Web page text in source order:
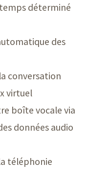
déterminé
des
conversation
virtuel
boîte vocale via
données audio
téléphonie